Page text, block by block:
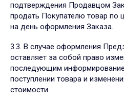
подтверждения Продавцом
продать Покупателю товар по
на день оформления Заказа.
3.3. В случае оформления
оставляет за собой право
последующим
поступлении товара и
стоимости.